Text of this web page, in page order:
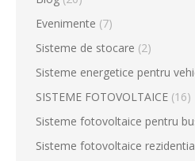
Evenimente (7)
Sisteme de stocare (2)
Sisteme energetice pentru
SISTEME FOTOVOLTAICE (16)
Sisteme fotovoltaice pentru
Sisteme fotovoltaice